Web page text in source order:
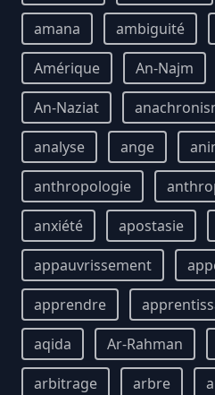
amana
ambiguité
Amérique
An-Najm
An-Naziat
analyse
ange
anthropologie
anxiété
apostasie
appauvrissement
apprendre
aqida
Ar-Rahman
arbitrage
arbre